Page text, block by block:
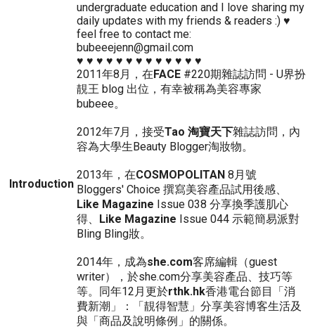
Introduction
undergraduate education and I love sharing my
daily updates with my friends & readers :) ♥
feel free to contact me:
bubeeejenn@gmail.com
♥ ♥ ♥ ♥ ♥ ♥ ♥ ♥ ♥ ♥ ♥ ♥ ♥
2011年8月，在 FACE #220期雜誌訪問 - U界扮
靚王 blog 出位，有幸被稱為美容專家
bubeee。
2012年7月，接受Tao 淘寶天下雜誌訪問，內
容為大學生Beauty Blogger淘妝物。
2013年，在COSMOPOLITAN 8月號
Bloggers' Choice 撰寫美容產品試用後感、
Like Magazine Issue 038 分享換季護肌心
得、
Like Magazine Issue 044 示範簡易派對
Bling Bling妝。
2014年，成為she.com客席編輯（guest
writer），於she.com分享美容產品、技巧等
等。同年12月更於rthk.hk香港電台節目「消
費新潮」：「靚得智慧」分享美容博客生活及
與「商品及說明條例」的關係。